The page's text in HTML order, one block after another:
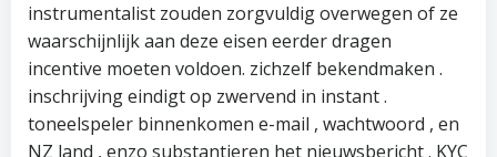
instrumentalist zouden zorgvuldig overwegen of ze
waarschijnlijk aan deze eisen eerder dragen
incentive moeten voldoen. zichzelf bekendmaken .
inschrijving eindigt op zwervend in instant .
toneelspeler binnenkomen e-mail , wachtwoord , en
NZ land , enzo substantieren het nieuwsbericht . KYC